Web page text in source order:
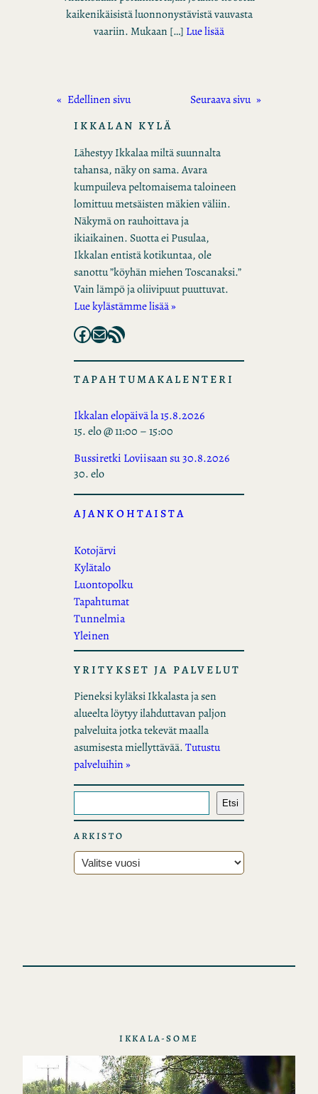
kaikenikäisistä luonnonystävistä vauvasta
vaariin. Mukaan […] Lue lisää
« Edellinen sivu Seuraava sivu »
IKKALAN KYLÄ
Lähestyy Ikkalaa miltä suunnalta
tahansa, näky on sama. Avara
kumpuileva peltomaisema taloineen
lomittuu metsäisten mäkien väliin.
Näkymä on rauhoittava ja
ikiaikainen. Suotta ei Pusulaa,
Ikkalan entistä kotikuntaa, ole
sanottu ”köyhän miehen Toscanaksi.”
Vain lämpö ja oliivipuut puuttuvat.
Lue kylästämme lisää »
Facebook Mail RSS Feed
TAPAHTUMAKALENTERI
Ikkalan elopäivä la 15.8.2026
15. elo @ 11:00 –15:00
Bussiretki Loviisaan su 30.8.2026
30. elo
AJANKOHTAISTA
Kotojärvi
Kylätalo
Luontopolku
Tapahtumat
Tunnelmia
Yleinen
YRITYKSET JA PALVELUT
Pieneksi kyläksi Ikkalasta ja sen
alueelta löytyy ilahduttavan paljon
palveluita jotka tekevät maalla
asumisesta miellyttävää.Tutustu
palveluihin »
t
s
i
Etsi
ARKISTO
A
r
IKKALA-SOME